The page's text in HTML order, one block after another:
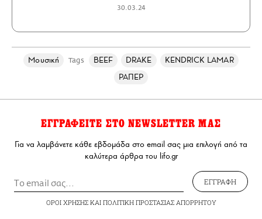
30.03.24
Μουσική Tags BEEF DRAKE
KENDRICK LAMAR
ΡΑΠΕΡ
ΕΓΓΡΑΦΕΙΤΕ ΣΤΟ NEWSLETTER ΜΑΣ
Για να λαμβάνετε κάθε εβδομάδα στο email σας μια επιλογή από τα
καλύτερα άρθρα του lifo.gr
ΕΓΓΡΑΦΗ
ΟΡΟΙ ΧΡΗΣΗΣΚΑΙ ΠΟΛΙΤΙΚΗ ΠΡΟΣΤΑΣΙΑΣ ΑΠΟΡΡΗΤΟΥ